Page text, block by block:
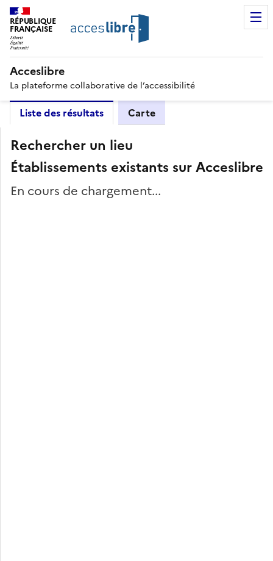
RÉPUBLIQUE
FRANÇAISE
Acceslibre
La plateforme collaborative de l’accessibilité
Liste des résultats Carte
Rechercher un lieu
Établissements existants sur Acceslibre
En cours de chargement...